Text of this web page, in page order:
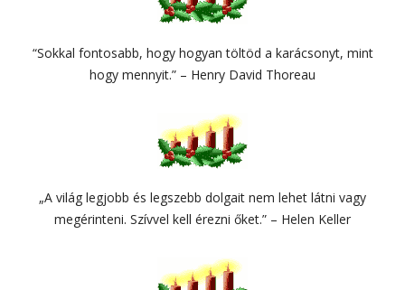
“Sokkal fontosabb, hogy hogyan töltöd a karácsonyt, mint
hogy mennyit.” – Henry David Thoreau
„A világ legjobb és legszebb dolgait nem lehet látni vagy
megérinteni. Szívvel kell érezni őket.” – Helen Keller